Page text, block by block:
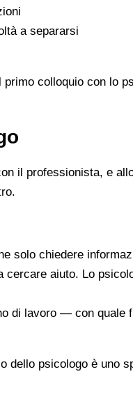
a separarsi
colloquio con lo
il professionista, e
solo chiedere
aiuto. Lo
di lavoro — con quale
psicologo è uno